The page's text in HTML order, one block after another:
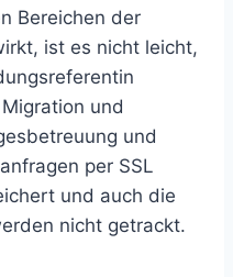
Bereichen der
ist es nicht leicht,
und
und
per SSL
und auch die
nicht getrackt.